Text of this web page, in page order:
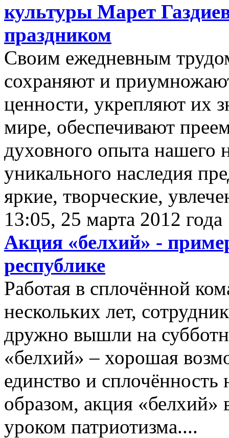
культуры Марет
праздником
Своим ежедневным
сохраняют и
ценности, укрепляют их
мире, обеспечивают
духовного опыта нашего
уникального наследия
яркие, творческие,
13:05, 25 марта 2012 года
Акция «белхий» -
республике
Работая в сплочённой
нескольких лет,
дружно вышли на
«белхий» – хорошая
единство и
образом, акция «белхий»
уроком патриотизма....